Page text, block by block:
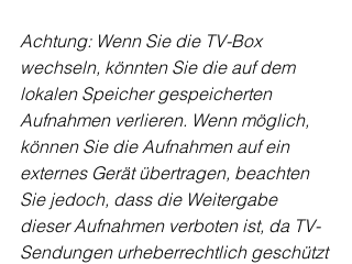
Achtung: Wenn Sie die TV-Box
wechseln, könnten Sie die auf dem
lokalen Speicher gespeicherten
Aufnahmen verlieren. Wenn möglich,
können Sie die Aufnahmen auf ein
externes Gerät übertragen, beachten
Sie jedoch, dass die Weitergabe
dieser Aufnahmen verboten ist, da TV-
Sendungen urheberrechtlich geschützt